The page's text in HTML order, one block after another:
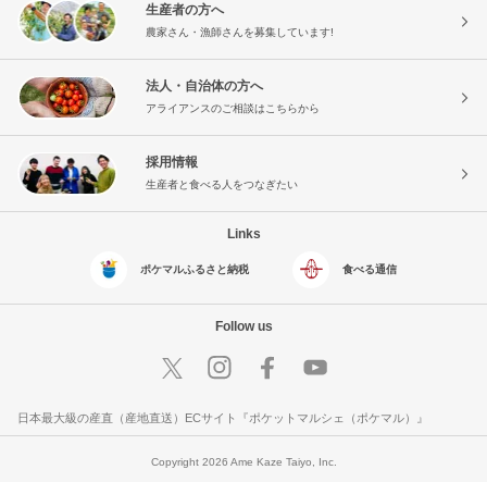
生産者の方へ
農家さん・漁師さんを募集しています!
法人・自治体の方へ
アライアンスのご相談はこちらから
採用情報
生産者と食べる人をつなぎたい
Links
ポケマルふるさと納税 食べる通信
Follow us
日本最大級の産直（産地直送）ECサイト『ポケットマルシェ（ポケマル）』
Copyright 2026 Ame Kaze Taiyo, Inc.